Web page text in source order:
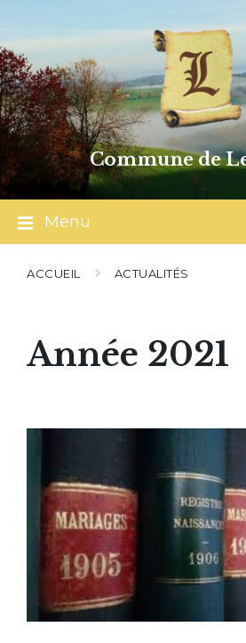
content
main
navigation
footer
Commune de
Menu
ACCUEIL ACTUALITÉS
Année 2021